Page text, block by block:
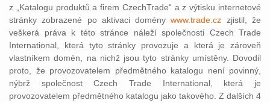
z „Katalogu produktů a firem CzechTrade“ a z výtisku internetové
stránky zobrazené po aktivaci doménywww.trade.cz zjistil, že
veškerá práva k této stránce náleží společnosti Czech Trade
International, která tyto stránky provozuje a která je zároveň
vlastníkem domén, na nichž jsou tyto stránky umístěny. Dovodil
proto, že provozovatelem předmětného katalogu není povinný,
nýbrž společnost Czech Trade International, která je
provozovatelem předmětného katalogu jako takového. Z dalších 4